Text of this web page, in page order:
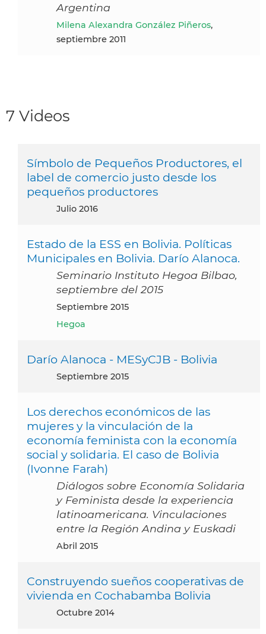
Argentina
Milena Alexandra González Piñeros,
septiembre 2011
7 Videos
Símbolo de Pequeños Productores, el
label de comercio justo desde los
pequeños productores
julio 2016
Estado de la ESS en Bolivia. Políticas
Municipales en Bolivia. Darío Alanoca.
Seminario Instituto Hegoa Bilbao,
septiembre del 2015
septiembre 2015
Hegoa
Darío Alanoca - MESyCJB - Bolivia
septiembre 2015
Los derechos económicos de las
mujeres y la vinculación de la
economía feminista con la economía
social y solidaria. El caso de Bolivia
(Ivonne Farah)
Diálogos sobre Economía Solidaria
y Feminista desde la experiencia
latinoamericana. Vinculaciones
entre la Región Andina y Euskadi
abril 2015
Construyendo sueños cooperativas de
vivienda en Cochabamba Bolivia
octubre 2014